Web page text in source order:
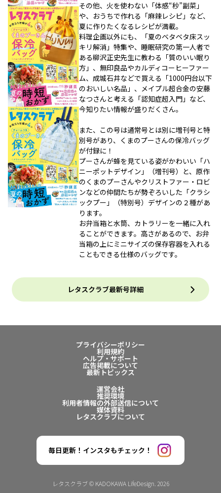
その他、火を使わない「体感“秒”副菜」
や、おうちで作れる「麻辣レシピ」など、
夏に作りたくなるレシピが満載。
料理企画以外にも、「夏のベタベタ床スッ
キリ解消」特集や、睡眠研究の第一人者で
ある柳沢正史先生に教わる「質のいい眠り
方」、無印良品やカルディコーヒーファー
ム、成城石井などで買える「1000円台以下
のおいしい名品」、メイプル超合金の安藤
なつさんと考える「認知症超入門」など、
今知りたい情報が盛りだくさん。
また、この号は通常号とは別に増刊号と特
別号があり、くまのプーさんの保冷バッグ
が付録に！
プーさんが蜂を見ている姿がかわいい「ハ
ニーポットデザイン」（増刊号）と、原作
のくまのプーさんやクリストファー・ロビ
ンなどの仲間たちが勢ぞろいした「クラシ
ックプー」（特別号）デザインの２種があ
ります。
お弁当箱と水筒、カトラリーを一緒に入れ
ることができます。高さがあるので、お弁
当箱の上にミニサイズの保存容器を入れる
こともできる仕様のバッグです。
レタスクラブ最新号詳細
プライバシーポリシー
利用規約
ヘルプ・サポート
広告掲載について
最新トピックス
運営会社
推奨環境
利用者情報の外部送信について
媒体資料
レタスクラブについて
毎日更新！インスタもチェック！
レタスクラブ © KADOKAWA LifeDesign. 2026